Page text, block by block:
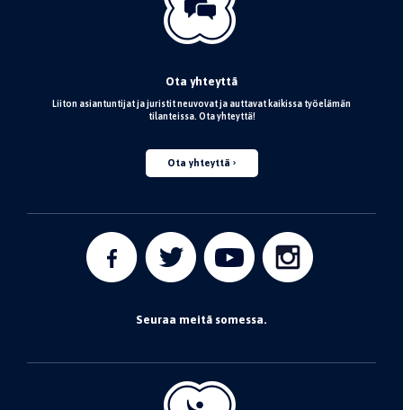
Ota yhteyttä
Liiton asiantuntijat ja juristit neuvovat ja auttavat kaikissa työelämän
tilanteissa. Ota yhteyttä!
Ota yhteyttä
Seuraa meitä somessa.